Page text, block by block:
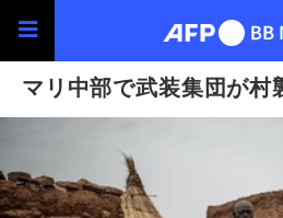
マリ中部で武装集団が